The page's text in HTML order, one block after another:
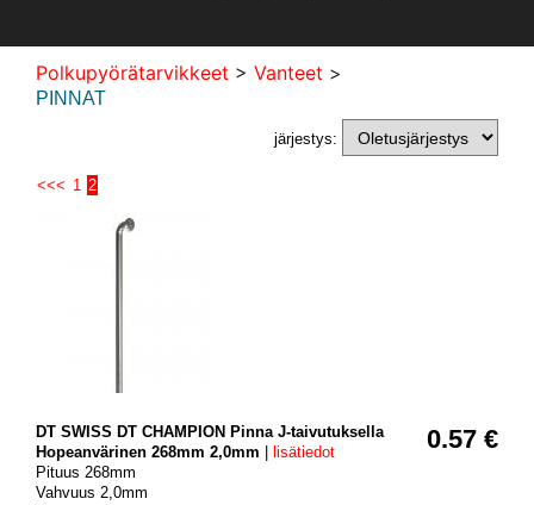
Polkupyörätarvikkeet > Vanteet >
PINNAT
järjestys:
<<< 1 2
0.57 €
DT SWISS DT CHAMPION Pinna J-taivutuksella
Hopeanvärinen 268mm 2,0mm
lisätiedot
Pituus 268mm
Vahvuus 2,0mm